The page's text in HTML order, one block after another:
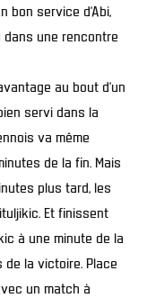
bon service d’Abi,
dans une rencontre
au bout d’un
servi dans la
va même
de la fin. Mais
plus tard, les
Et finissent
à une minute de la
de la victoire. Place
un match à